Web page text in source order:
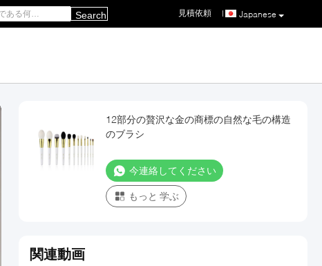
Japanese
見積依頼 |
Search
12部分の贅沢な金の商標の自然な毛の構造
のブラシ
今連絡してください
もっと 学ぶ
関連動画